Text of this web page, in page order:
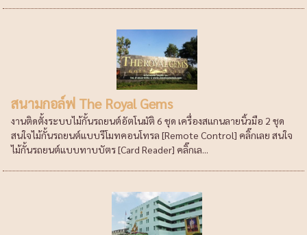
สนามกอล์ฟ The Royal Gems
งานติดตั้งระบบไม้กั้นรถยนต์อัตโนมัติ 6 ชุด เครื่องสแกนลายนิ้วมือ 2 ชุด
สนใจไม้กั้นรถยนต์แบบรีโมทคอนโทรล [Remote Control] คลิ๊กเลย สนใจ
ไม้กั้นรถยนต์แบบทาบบัตร [Card Reader] คลิ๊กเล...